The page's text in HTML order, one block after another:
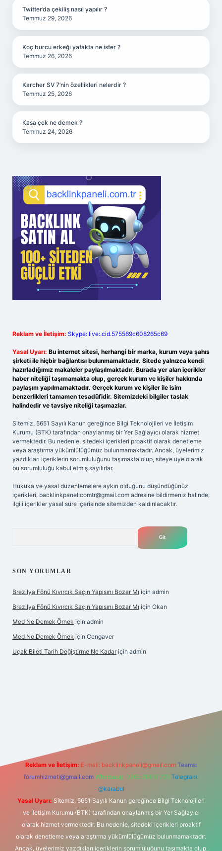
Twitter’da çekiliş nasıl yapılır ?
Temmuz 29, 2026
Koç burcu erkeği yatakta ne ister ?
Temmuz 26, 2026
Karcher SV 7’nin özellikleri nelerdir ?
Temmuz 25, 2026
Kasa çek ne demek ?
Temmuz 24, 2026
Reklam ve İletişim: Skype: live:.cid.575569c608265c69
Yasal Uyarı: Bu internet sitesi, herhangi bir marka, kurum veya şahıs
şirketi ile hiçbir bağlantısı bulunmamaktadır. Sitede yalnızca kendi
hazırladığımız makaleler paylaşılmaktadır. Burada yer alan içerikler
haber niteliği taşımamakta olup, gerçek kurum ve kişiler hakkında
paylaşım yapılmamaktadır. Gerçek kurum ve kişiler ile isim
benzerlikleri tamamen tesadüfidir. Sitemizdeki bilgiler taslak
halindedir ve tavsiye niteliği taşımazlar.
Sitemiz, 5651 Sayılı Kanun gereğince Bilgi Teknolojileri ve İletişim
Kurumu (BTK) tarafından onaylanmış bir Yer Sağlayıcı olarak hizmet
vermektedir. Bu nedenle, sitedeki içerikleri proaktif olarak denetleme
veya araştırma yükümlülüğümüz bulunmamaktadır. Ancak, üyelerimiz
yazdıkları içeriklerin sorumluluğunu taşımakta olup, siteye üye olarak
bu sorumluluğu kabul etmiş sayılırlar.
Hukuka ve yasal düzenlemelere aykırı olduğunu düşündüğünüz
içerikleri, backlinkpanelicomtr@gmail.com adresine bildirmeniz halinde,
ilgili içerikler yasal süre içerisinde sitemizden kaldırılacaktır.
SON YORUMLAR
Brezilya Fönü Kıvırcık Saçın Yapısını Bozar Mı için admin
Brezilya Fönü Kıvırcık Saçın Yapısını Bozar Mı için Okan
Med Ne Demek Örnek için admin
Med Ne Demek Örnek için Cengaver
Uçak Bileti Tarih Değiştirme Ne Kadar için admin
Reklam ve İletişim: E-mail: backlinkpaneli@gmail.com Teams:
forumhizmeti@gmail.com Whatsapp: 0262 606 0 726 Telegram:
@karabul
Yasal Uyarı: Sitemiz, 5651 Sayılı Kanun gereğince Bilgi Teknolojileri
ve İletişim Kurumu (BTK) tarafından onaylanmış bir Yer Sağlayıcı
olarak hizmet vermektedir. Bu nedenle, sitedeki içerikleri proaktif
olarak denetleme veya araştırma yükümlülüğümüz bulunmamaktadır.
Ancak, üyelerimiz yazdıkları içeriklerin sorumluluğunu taşımakta olup,